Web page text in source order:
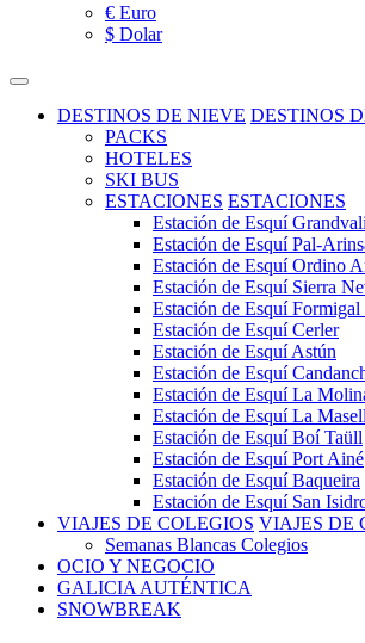
€ Euro
$ Dolar
DESTINOS DE NIEVE DESTINOS
PACKS
HOTELES
SKI BUS
ESTACIONES ESTACIONES
Estación de Esquí
Estación de Esquí Pal-
Estación de Esquí Ordino
Estación de Esquí Sierra
Estación de Esquí Formigal
Estación de Esquí Cerler
Estación de Esquí Astún
Estación de Esquí
Estación de Esquí La
Estación de Esquí La
Estación de Esquí Boí Taüll
Estación de Esquí Port Ainé
Estación de Esquí Baqueira
Estación de Esquí San
VIAJES DE COLEGIOS VIAJES DE
Semanas Blancas Colegios
OCIO Y NEGOCIO
GALICIA AUTÉNTICA
SNOWBREAK